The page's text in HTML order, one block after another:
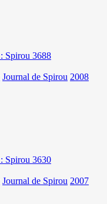
Spirou 3688
Journal de Spirou 2008
Spirou 3630
Journal de Spirou 2007